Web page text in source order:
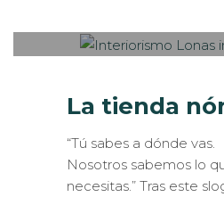
La tienda
“Tú sabes a dónde vas.
Nosotros sabemos lo
necesitas.” Tras este